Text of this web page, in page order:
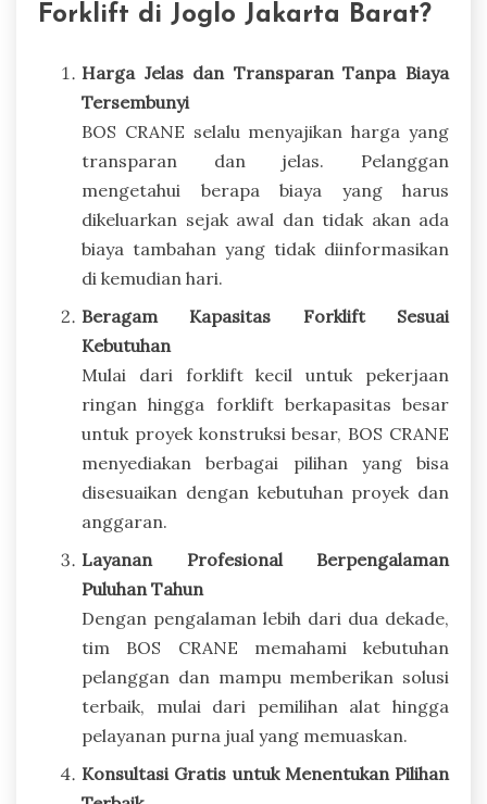
Forklift di Joglo Jakarta Barat?
Harga Jelas dan Transparan Tanpa Biaya
Tersembunyi
BOS CRANE selalu menyajikan harga yang
transparan dan jelas. Pelanggan
mengetahui berapa biaya yang harus
dikeluarkan sejak awal dan tidak akan ada
biaya tambahan yang tidak diinformasikan
di kemudian hari.
Beragam Kapasitas Forklift Sesuai
Kebutuhan
Mulai dari forklift kecil untuk pekerjaan
ringan hingga forklift berkapasitas besar
untuk proyek konstruksi besar, BOS CRANE
menyediakan berbagai pilihan yang bisa
disesuaikan dengan kebutuhan proyek dan
anggaran.
Layanan Profesional Berpengalaman
Puluhan Tahun
Dengan pengalaman lebih dari dua dekade,
tim BOS CRANE memahami kebutuhan
pelanggan dan mampu memberikan solusi
terbaik, mulai dari pemilihan alat hingga
pelayanan purna jual yang memuaskan.
Konsultasi Gratis untuk Menentukan Pilihan